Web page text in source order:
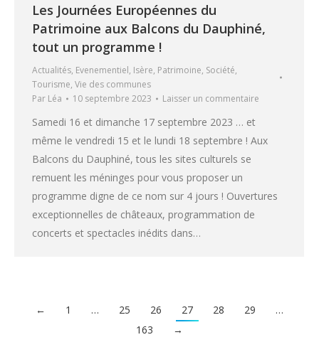
Les Journées Européennes du
Patrimoine aux Balcons du Dauphiné,
tout un programme !
Actualités, Evenementiel, Isère, Patrimoine, Société,
Tourisme, Vie des communes
Par Léa 10 septembre 2023 Laisser un commentaire
Samedi 16 et dimanche 17 septembre 2023 … et
même le vendredi 15 et le lundi 18 septembre ! Aux
Balcons du Dauphiné, tous les sites culturels se
remuent les méninges pour vous proposer un
programme digne de ce nom sur 4 jours ! Ouvertures
exceptionnelles de châteaux, programmation de
concerts et spectacles inédits dans…
← 1 … 25 26 27 28 29
…
163
→